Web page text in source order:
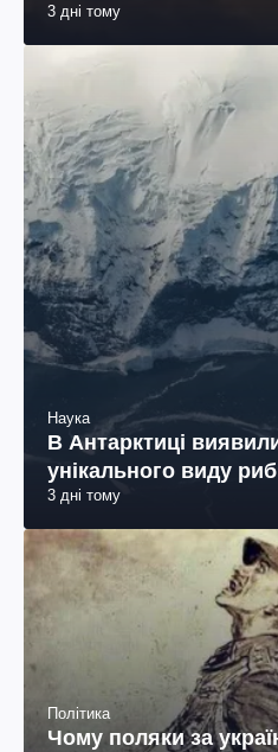
3 дні тому
Наука
В Антарктиці
унікального виду
3 дні тому
Політика
Чому поляки за